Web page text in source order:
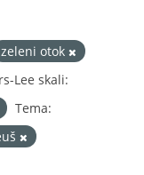
zeleni otok
Lee skali:
Tema: